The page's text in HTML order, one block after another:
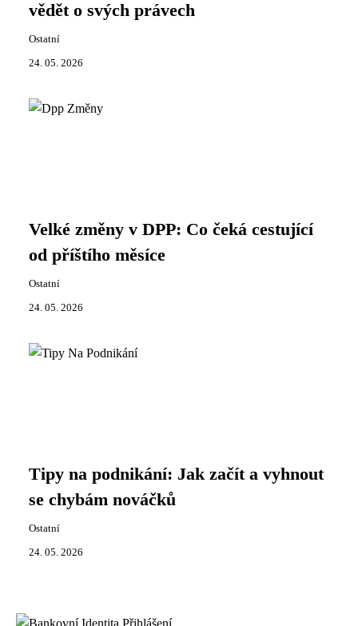
vědět o svých právech
Ostatní
24. 05. 2026
Velké změny v DPP: Co čeká cestující
od příštího měsíce
Ostatní
24. 05. 2026
Tipy na podnikání: Jak začít a vyhnout
se chybám nováčků
Ostatní
24. 05. 2026